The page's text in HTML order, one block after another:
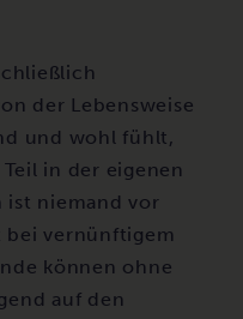
der Lebensweise
und wohl fühlt,
in der eigenen
ist niemand vor
bei vernünftigem
können ohne
auf den